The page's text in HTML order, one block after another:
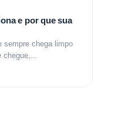
e por que sua
sempre chega limpo
chegue,...